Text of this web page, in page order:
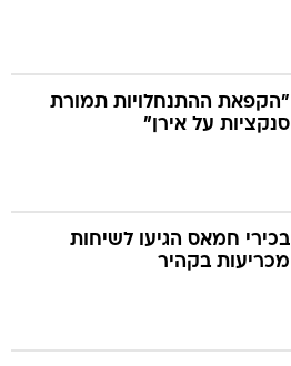
"הקפאת ההתנחלויות תמורת
סנקציות על אירן"
בכירי חמאס הגיעו לשיחות
מכריעות בקהיר